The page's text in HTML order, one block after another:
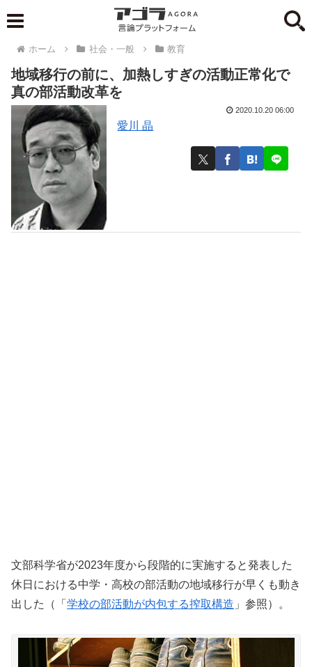
ホーム 社会・一般 教育
地域移行の前に、加熱しすぎの活動正常化で
真の部活動改革を
愛川 晶
2020.10.20 06:00
文部科学省が2023年度から段階的に実施すると発表した
休日における中学・高校の部活動の地域移行が早くも動き
出した（「 学校の部活動が内包する搾取構造 」参照）。